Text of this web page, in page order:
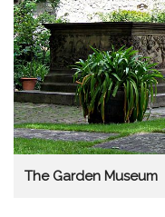
The Garden Museum